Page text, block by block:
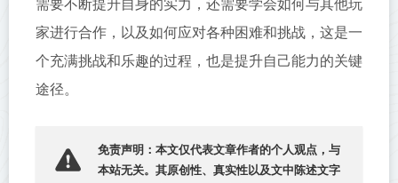
需要不断提升自身的实力，还需要学会如何与其他玩
家进行合作，以及如何应对各种困难和挑战，这是一
个充满挑战和乐趣的过程，也是提升自己能力的关键
途径。
免责声明：本文仅代表文章作者的个人观点，与
本站无关。其原创性、真实性以及文中陈述文字